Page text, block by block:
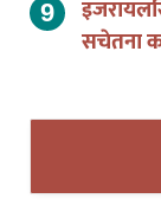
सचेतना